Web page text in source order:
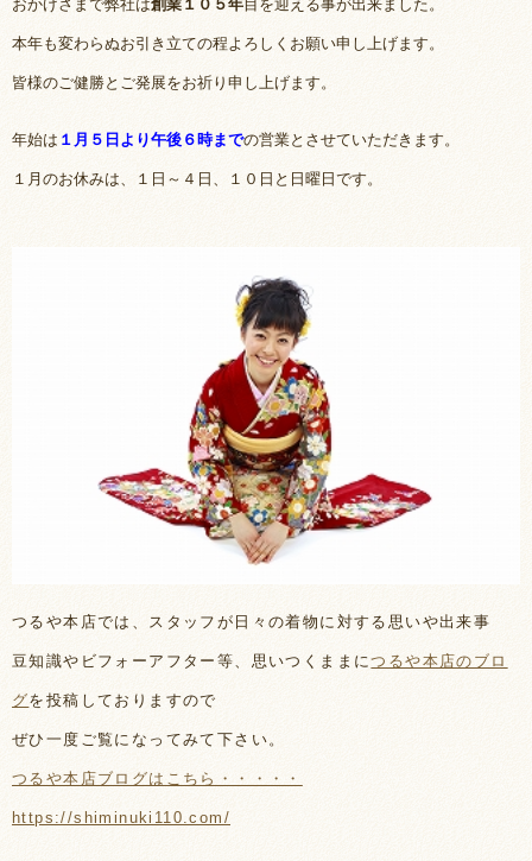
おかげさまで弊社は創業１０５年目を迎える事が出来ました。
本年も変わらぬお引き立ての程よろしくお願い申し上げます。
皆様のご健勝とご発展をお祈り申し上げます。
年始は １月５日より午後６時までの営業とさせていただきます。
１月のお休みは、１日～４日、１０日と日曜日です。
つるや本店では、スタッフが日々の着物に対する思いや出来事
豆知識やビフォーアフター等、思いつくままにつるや本店のブロ
グを投稿しておりますので
ぜひ一度ご覧になってみて下さい。
つるや本店ブログはこちら・・・・・
https://shiminuki110.com/